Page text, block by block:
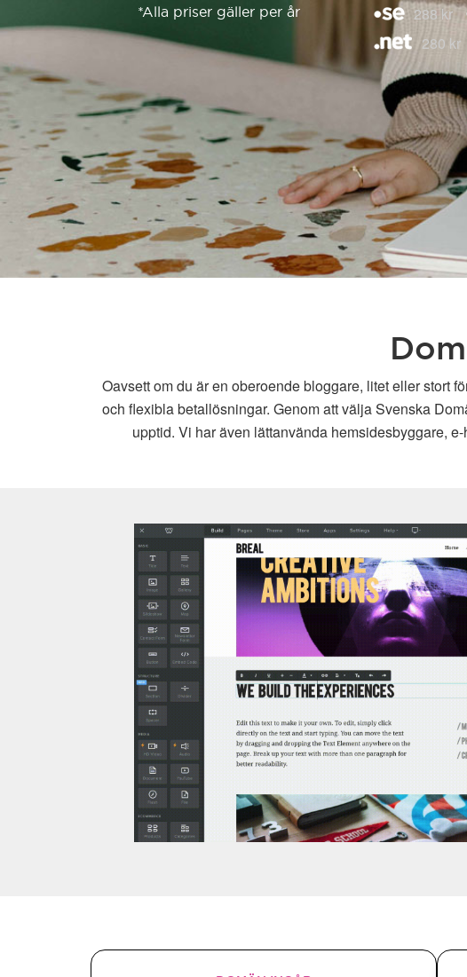
*Alla priser gäller per år
288 kr
280 kr
Oavsett om du är en oberoende bloggare, litet eller stort
och flexibla betallösningar. Genom att välja Svenska
upptid. Vi har även lättanvända hemsidesbyggare,
Weebly hemsidesbyggare
Dra och släpp-byggare med avancerade färdiga element och
kraftfulla e-handelslösningar Kräver inga förkunskaper, intuitiv
lätt att använda
Finns som tilläggstjänst till våra webbhotell
Full support (telefonsupport, Kundcenter)
Kom igång